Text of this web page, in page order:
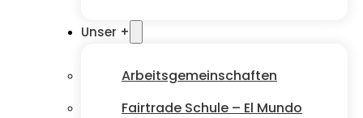
Unser +
Arbeitsgemeinschaften
Fairtrade Schule – El Mundo